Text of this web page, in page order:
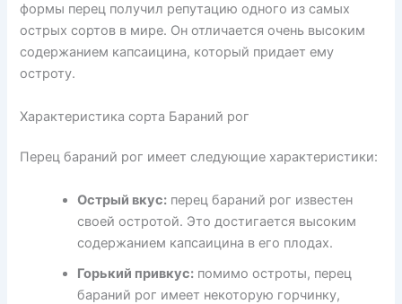
формы перец получил репутацию одного из самых
острых сортов в мире. Он отличается очень высоким
содержанием капсаицина, который придает ему
остроту.
Характеристика сорта Бараний рог
Перец бараний рог имеет следующие характеристики:
Острый вкус: перец бараний рог известен
своей остротой. Это достигается высоким
содержанием капсаицина в его плодах.
Горький привкус: помимо остроты, перец
бараний рог имеет некоторую горчинку,